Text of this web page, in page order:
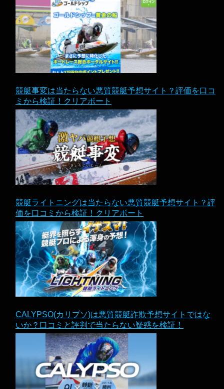
競艇事変は当たらない悪質競艇予想サイト？評価を口コ
ミから検証！クリアボート
競艇ライトニングは当たらない悪質競艇予想サイト？評
価を口コミから検証！クリアボート
CALYPSO(カリプソ)は悪質競艇詐欺予想サイトではな
いか？口コミと評判で当たらない疑惑を検証！